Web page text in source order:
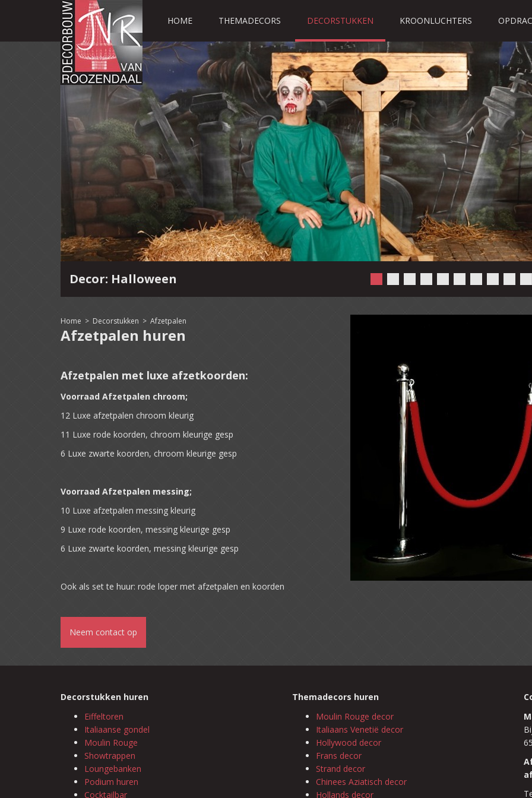
HOME THEMADECORS DECORSTUKKEN KROONLUCHTERS
Decor: Halloween
Home > Decorstukken > Afzetpalen
Afzetpalen huren
Afzetpalen met luxe afzetkoorden:
Voorraad Afzetpalen chroom;
12 Luxe afzetpalen chroom kleurig
11 Luxe rode koorden, chroom kleurige gesp
6 Luxe zwarte koorden, chroom kleurige gesp
Voorraad Afzetpalen messing;
10 Luxe afzetpalen messing kleurig
9 Luxe rode koorden, messing kleurige gesp
6 Luxe zwarte koorden, messing kleurige gesp
Ook als set te huur: rode loper met afzetpalen en koorden
Neem contact op
Decorstukken huren
Eiffeltoren
Italiaanse gondel
Moulin Rouge
Showtrappen
Loungebanken
Podium huren
Cocktailbar
Themadecors huren
Moulin Rouge decor
Italiaans Venetië decor
Hollywood decor
Frans decor
Strand decor
Chinees Aziatisch decor
Hollands decor